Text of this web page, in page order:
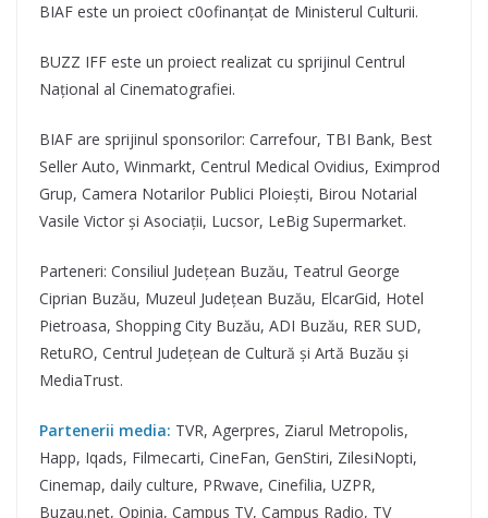
BIAF este un proiect c0ofinanțat de Ministerul Culturii.
BUZZ IFF este un proiect realizat cu sprijinul Centrul
Național al Cinematografiei.
BIAF are sprijinul sponsorilor: Carrefour, TBI Bank, Best
Seller Auto, Winmarkt, Centrul Medical Ovidius, Eximprod
Grup, Camera Notarilor Publici Ploiești, Birou Notarial
Vasile Victor și Asociații, Lucsor, LeBig Supermarket.
Parteneri: Consiliul Județean Buzău, Teatrul George
Ciprian Buzău, Muzeul Județean Buzău, ElcarGid, Hotel
Pietroasa, Shopping City Buzău, ADI Buzău, RER SUD,
RetuRO, Centrul Județean de Cultură și Artă Buzău și
MediaTrust.
Partenerii media: TVR, Agerpres, Ziarul Metropolis,
Happ, Iqads, Filmecarti, CineFan, GenStiri, ZilesiNopti,
Cinemap, daily culture, PRwave, Cinefilia, UZPR,
Buzau.net, Opinia, Campus TV, Campus Radio, TV